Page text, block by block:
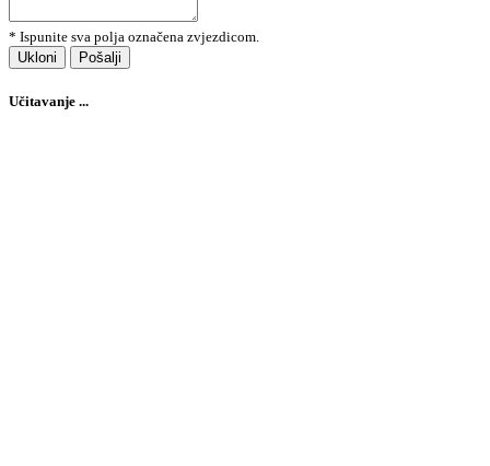
* Ispunite sva polja označena zvjezdicom.
Ukloni
Pošalji
Učitavanje ...